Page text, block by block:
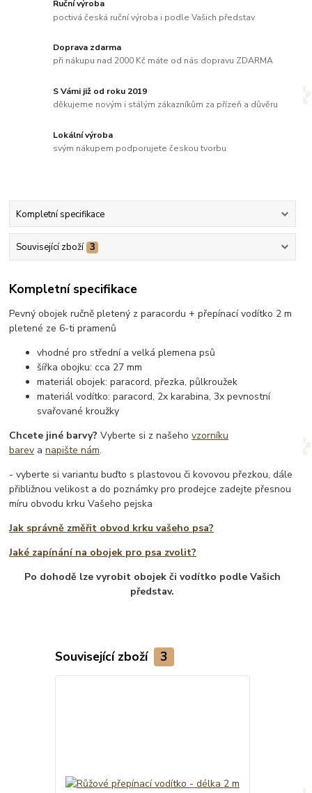
Ruční výroba
poctivá česká ruční výroba i podle Vašich představ
Doprava zdarma
při nákupu nad 2000 Kč máte od nás dopravu ZDARMA
S Vámi již od roku 2019
děkujeme novým i stálým zákazníkům za přízeň a důvěru
Lokální výroba
svým nákupem podporujete českou tvorbu
Kompletní specifikace
Související zboží 3
Kompletní specifikace
Pevný obojek ručně pletený z paracordu + přepínací vodítko 2 m
pletené ze 6-ti pramenů
vhodné pro střední a velká plemena psů
šířka obojku: cca 27 mm
materiál obojek: paracord, přezka, půlkroužek
materiál vodítko: paracord, 2x karabina, 3x pevnostní
svařované kroužky
Chcete jiné barvy? Vyberte si z našehovzorníku
barev anapište nám.
- vyberte si variantu buďto s plastovou či kovovou přezkou, dále
přibližnou velikost a do poznámky pro prodejce zadejte přesnou
míru obvodu krku Vašeho pejska
Jak správně změřit obvod krku vašeho psa?
Jaké zapínání na obojek pro psa zvolit?
Po dohodě lze vyrobit obojek či vodítko podle Vašich
představ.
Související zboží 3